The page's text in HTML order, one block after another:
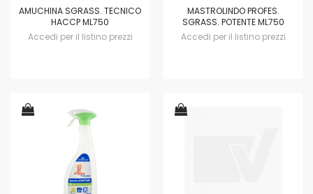
AMUCHINA SGRASS. TECNICO
HACCP ML750
Accedi per il listino prezzi
MASTROLINDO PROFES.
SGRASS. POTENTE ML750
Accedi per il listino prezzi